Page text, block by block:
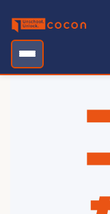
content